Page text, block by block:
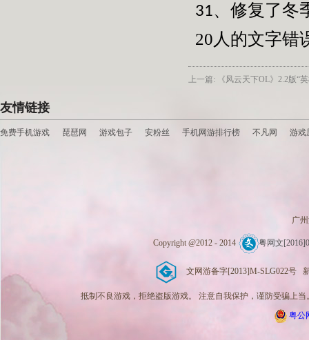
31、 修复了冬
20 人的文字错
上一篇: 《风云天下OL》2.2版“
友情链接
免费手机游戏 琵琶网 游戏包子 安粉丝 手机网游排行榜 不凡网 游戏
广
Copyright @2012 - 2014 粤网文
文网游备字[2013]M-SLG022号
抵制不良游戏，拒绝盗版游戏。 注意自我保护，谨防受骗上
粤公